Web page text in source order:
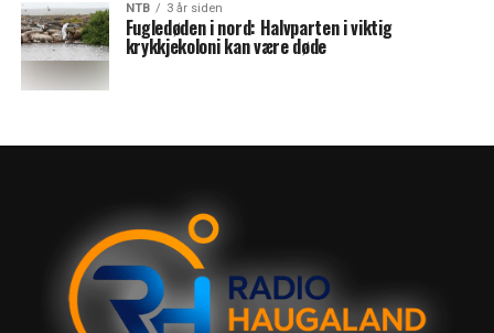
NTB 3 år siden
Fugledøden i nord: Halvparten i viktig
krykkjekoloni kan være døde